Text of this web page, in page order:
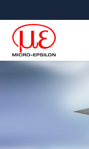
Your